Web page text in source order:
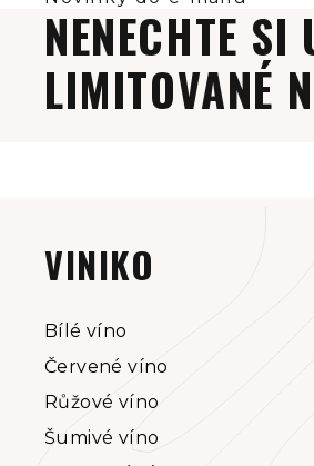
NENECHTE SI
LIMITOVANÉ
VINIKO
Bílé víno
Červené víno
Růžové víno
Šumivé víno